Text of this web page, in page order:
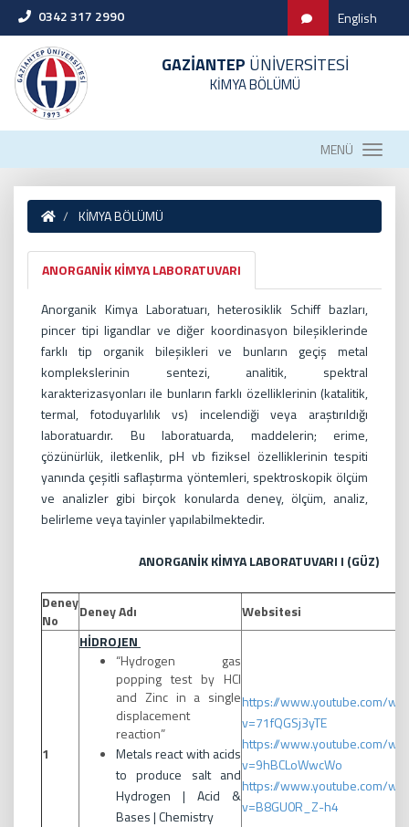
0342 317 2990 English
GAZİANTEP ÜNİVERSİTESİ
KİMYA BÖLÜMÜ
MENÜ
KİMYA BÖLÜMÜ
ANORGANİK KİMYA LABORATUVARI
Anorganik Kimya Laboratuarı, heterosiklik Schiff bazları,
pincer tipi ligandlar ve diğer koordinasyon bileşiklerinde
farklı tip organik bileşikleri ve bunların geçiş metal
komplekslerinin sentezi, analitik, spektral
karakterizasyonları ile bunların farklı özelliklerinin (katalitik,
termal, fotoduyarlılık vs) incelendiği veya araştırıldığı
laboratuardır. Bu laboratuarda, maddelerin; erime,
çözünürlük, iletkenlik, pH vb fiziksel özelliklerinin tespiti
yanında çeşitli saflaştırma yöntemleri, spektroskopik ölçüm
ve analizler gibi birçok konularda deney, ölçüm, analiz,
belirleme veya tayinler yapılabilmektedir.
ANORGANİK KİMYA LABORATUVARI I (GÜZ)
Deney
No
Deney Adı Websitesi
1
HİDROJEN
“Hydrogen gas
popping test by HCl
and Zinc in a single
displacement
reaction”
Metals react with acids
to produce salt and
Hydrogen | Acid &
Bases | Chemistry
https://www.youtube.com/
v=71fQGSj3yTE
https://www.youtube.com/
v=9hBCLoWwcWo
https://www.youtube.com/
v=B8GU0R_Z-h4